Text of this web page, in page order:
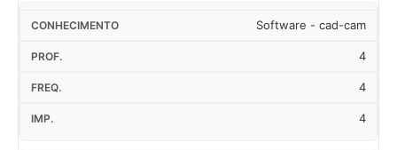
Software - cad-cam
4
4
4